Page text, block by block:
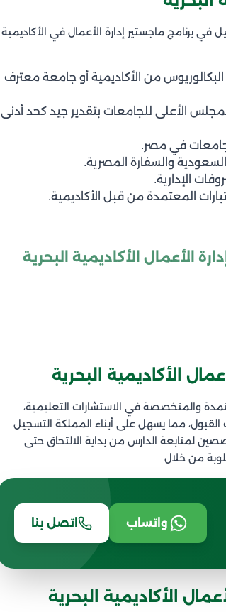
في برنامج ماجستير إدارة الأعمال في الأكاديمية
من الأكاديمية أو جامعة معترف
الأعلى للجامعات بتقدير جيد كحد أدنى
في مصر.
والسفارة المصرية.
الإدارية.
الأعمال الأكاديمية البحرية
الأكاديمية البحرية
والمتخصصة في الاستشارات التعليمية،
القبول، مما يسهل على أبناء المملكة التسجيل
لمتابعة الدارس من بداية الالتحاق حتى
من خلال:
واتساب اتصل بنا
الأكاديمية البحرية